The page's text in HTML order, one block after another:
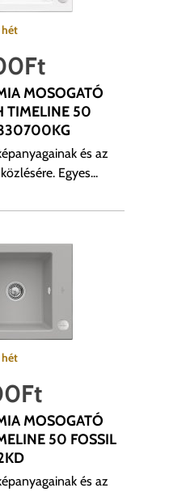
Ft
MOSOGATÓ
TIMELINE 50
és az
Egyes...
Ft
MOSOGATÓ
50 FOSSIL
és az